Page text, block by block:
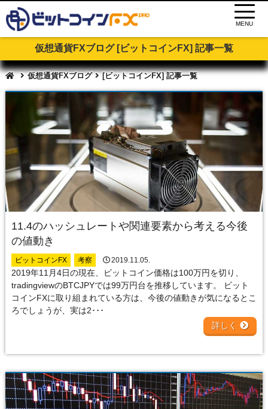
MENU
仮想通貨FXブログ [ビットコインFX] 記事一覧
仮想通貨FXブログ [ビットコインFX] 記事一覧
11.4のハッシュレートや関連要素から考える今後
の値動き
ビットコインFX 考察 2019.11.05.
2019年11月4日の現在、ビットコイン価格は100万円を切り、
tradingviewのBTCJPYでは99万円台を推移しています。 ビット
コインFXに取り組まれている方は、今後の値動きが気になるとこ
ろでしょうが、実は2･･･
詳しく